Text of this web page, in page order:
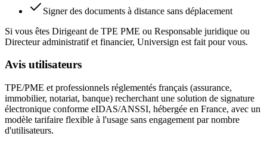
Signer des documents à distance sans déplacement
Si vous êtes Dirigeant de TPE PME ou Responsable juridique ou
Directeur administratif et financier, Universign est fait pour vous.
Avis utilisateurs
TPE/PME et professionnels réglementés français (assurance,
immobilier, notariat, banque) recherchant une solution de signature
électronique conforme eIDAS/ANSSI, hébergée en France, avec un
modèle tarifaire flexible à l'usage sans engagement par nombre
d'utilisateurs.